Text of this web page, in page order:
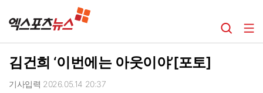
김건희 ‘이번에는 아웃이야’[포토]
기사입력 2026.05.14 20:37